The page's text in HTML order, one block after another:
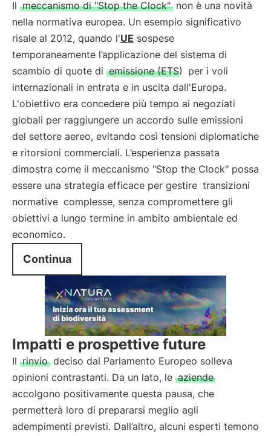
Il meccanismo di "Stop the Clock" non è una novità
nella normativa europea. Un esempio significativo
risale al 2012, quando l'UE sospese
temporaneamente l’applicazione del sistema di
scambio di quote di emissione (ETS) per i voli
internazionali in entrata e in uscita dall'Europa.
L'obiettivo era concedere più tempo ai negoziati
globali per raggiungere un accordo sulle emissioni
del settore aereo, evitando così tensioni diplomatiche
e ritorsioni commerciali. L’esperienza passata
dimostra come il meccanismo "Stop the Clock" possa
essere una strategia efficace per gestire transizioni
normative complesse, senza compromettere gli
obiettivi a lungo termine in ambito ambientale ed
economico.
Continua
Impatti e prospettive future
Il rinvio deciso dal Parlamento Europeo solleva
opinioni contrastanti. Da un lato, le aziende
accolgono positivamente questa pausa, che
permetterà loro di prepararsi meglio agli
adempimenti previsti. Dall’altro, alcuni esperti temono